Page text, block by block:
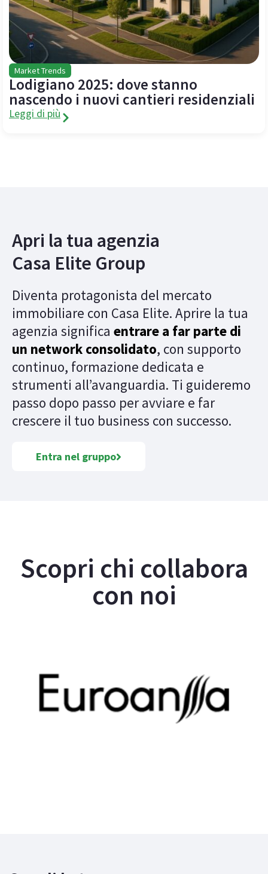
Market Trends
Lodigiano 2025: dove stanno
nascendo i nuovi cantieri residenziali
Leggi di più
Apri la tua agenzia
Casa Elite Group
Diventa protagonista del mercato
immobiliare con Casa Elite. Aprire la tua
agenzia significa entrare a far parte di
un network consolidato, con supporto
continuo, formazione dedicata e
strumenti all’avanguardia. Ti guideremo
passo dopo passo per avviare e far
crescere il tuo business con successo.
Entra nel gruppo
Scopri chi collabora
con noi